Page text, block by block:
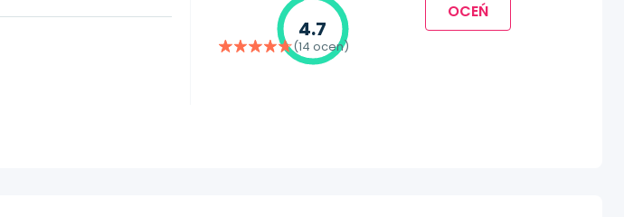
4.7
(14 ocen)
OCEŃ